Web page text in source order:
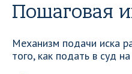
Пошаговая
Механизм подачи иска
того, как подать в суд